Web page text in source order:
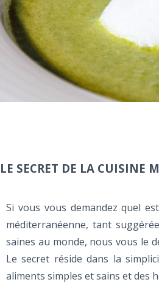
LE SECRET DE LA CUISINE
Si vous vous demandez quel
méditerranéenne, tant
saines au monde, nous vous le
Le secret réside dans la
aliments simples et sains et des